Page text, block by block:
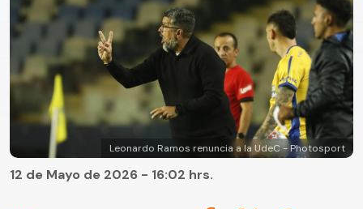
Leonardo Ramos renuncia a la UdeC - Photosport
12 de Mayo de 2026 - 16:02 hrs.